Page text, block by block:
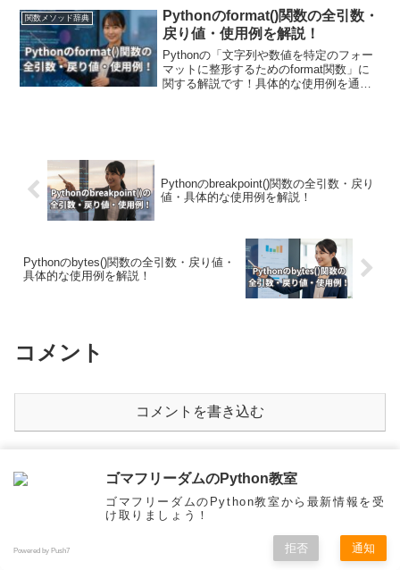
介しています！数値の解析や外部データ
の読み込みにおいて、数値型への変換が
必要な場面で利用されています。
関数メソッド辞典
Pythonのformat()関数の全引数・
戻り値・使用例を解説！
Pythonの「文字列や数値を特定のフォー
マットに整形するためのformat関数」に
関する解説です！具体的な使用例を通し
Pythonのbreakpoint()関数の全引数・戻り
値・具体的な使用例を解説！
Pythonのbytes()関数の全引数・戻り値・
具体的な使用例を解説！
コメント
コメントを書き込む
達人に学ぶDB設計 徹底指南書
トップ サイドバー
ゴマフリーダムのPython教室
ゴマフリーダムのPython教室から最新情報を受
け取りましょう！
Powered by Push7 拒否 通知